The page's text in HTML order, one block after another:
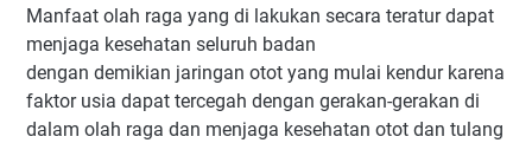
Manfaat olah raga yang di lakukan secara teratur dapat
menjaga kesehatan seluruh badan
dengan demikian jaringan otot yang mulai kendur karena
faktor usia dapat tercegah dengan gerakan-gerakan di
dalam olah raga dan menjaga kesehatan otot dan tulang